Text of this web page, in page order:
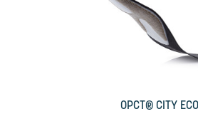
OPCT® CITY ECO